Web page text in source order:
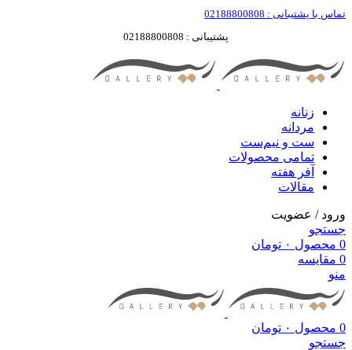
تماس با پشتیبانی : 02188800808
پشتیبانی : 02188800808
زنانه
مردانه
ست‌ و نیم‌ست
تمامی محصولات
آفر هفته
مقالات
ورود / عضویت
جستجو
0 محصول ۰ تومان
0 مقایسه
منو
0 محصول ۰ تومان
جستجو